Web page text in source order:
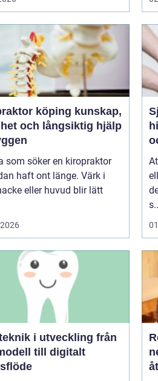
köping kunskap,
och långsiktig hjälp
som söker en kiropraktor
haft ont länge. Värk i
eller huvud blir lätt
i utveckling från
till digitalt